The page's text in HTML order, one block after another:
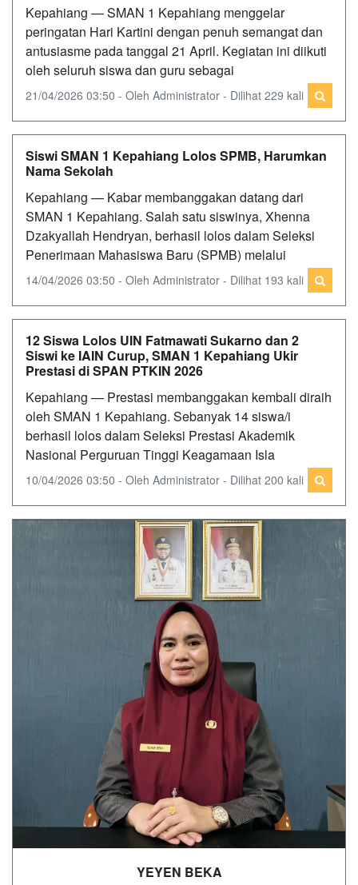
Kepahiang — SMAN 1 Kepahiang menggelar
peringatan Hari Kartini dengan penuh semangat dan
antusiasme pada tanggal 21 April. Kegiatan ini diikuti
oleh seluruh siswa dan guru sebagai
21/04/2026 03:50 - Oleh Administrator - Dilihat 229 kali
Siswi SMAN 1 Kepahiang Lolos SPMB, Harumkan
Nama Sekolah
Kepahiang — Kabar membanggakan datang dari
SMAN 1 Kepahiang. Salah satu siswinya, Xhenna
Dzakyallah Hendryan, berhasil lolos dalam Seleksi
Penerimaan Mahasiswa Baru (SPMB) melalui
14/04/2026 03:50 - Oleh Administrator - Dilihat 193 kali
12 Siswa Lolos UIN Fatmawati Sukarno dan 2
Siswi ke IAIN Curup, SMAN 1 Kepahiang Ukir
Prestasi di SPAN PTKIN 2026
Kepahiang — Prestasi membanggakan kembali diraih
oleh SMAN 1 Kepahiang. Sebanyak 14 siswa/i
berhasil lolos dalam Seleksi Prestasi Akademik
Nasional Perguruan Tinggi Keagamaan Isla
10/04/2026 03:50 - Oleh Administrator - Dilihat 200 kali
YEYEN BEKA